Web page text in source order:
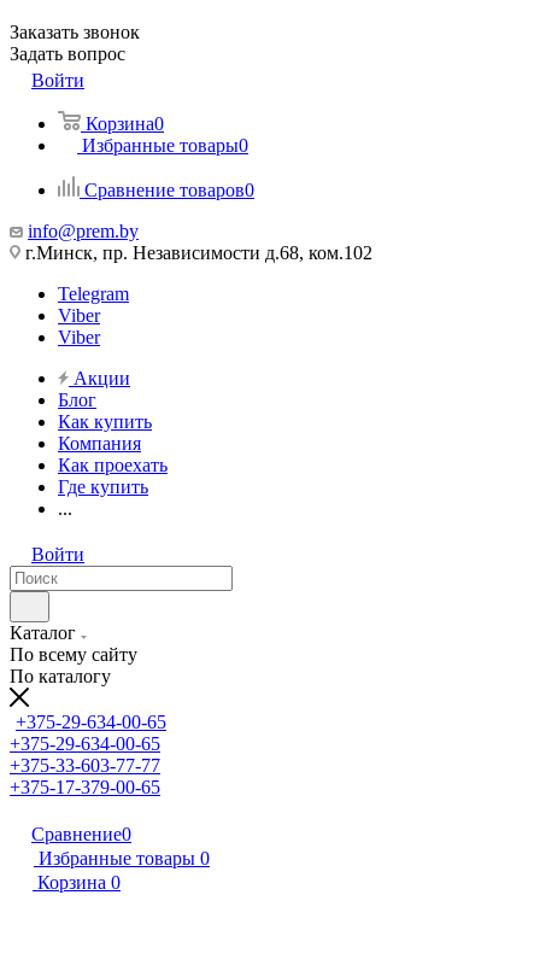
Заказать звонок
Задать вопрос
Войти
Корзина0
Избранные товары0
Сравнение товаров0
info@prem.by
г.Минск, пр. Независимости д.68, ком.102
Telegram
Viber
Viber
Акции
Блог
Как купить
Компания
Как проехать
Где купить
...
Войти
Каталог
По всему сайту
По каталогу
+375-29-634-00-65
+375-29-634-00-65
+375-33-603-77-77
+375-17-379-00-65
Сравнение0
Избранные товары 0
Корзина 0